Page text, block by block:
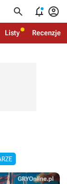
  
Listy Recenzje